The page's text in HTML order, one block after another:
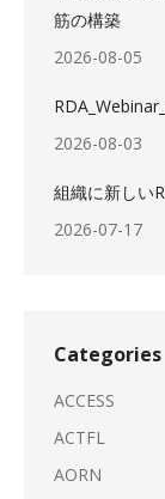
筋の構築
2026-08-05
2026-08-03
組織に新しい
2026-07-17
Categories
ACCESS
ACTFL
AORN